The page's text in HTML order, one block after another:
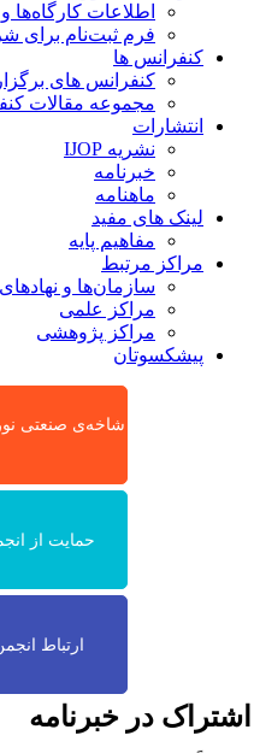
اطلاعات کارگاه‌ها و
فرم ثبت‌نام برای
کنفرانس ها
کنفرانس های
مجموعه مقالات
انتشارات
نشریه IJOP
خبرنامه
ماهنامه
لینک های مفید
مفاهیم پایه
مراکز مرتبط
سازمان‌ها و نهادهای
مراکز علمی
مراکز پژوهشی
پیشکسوتان
شاخه‌ی صنعتی
حمایت از
ارتباط
در خبرنامه